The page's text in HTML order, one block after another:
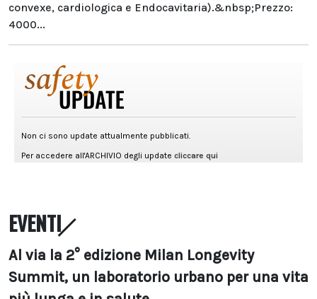
convexe, cardiologica e Endocavitaria).&nbsp;Prezzo:
4000...
EVENTI
Al via la 2° edizione Milan Longevity
Summit, un laboratorio urbano per una vita